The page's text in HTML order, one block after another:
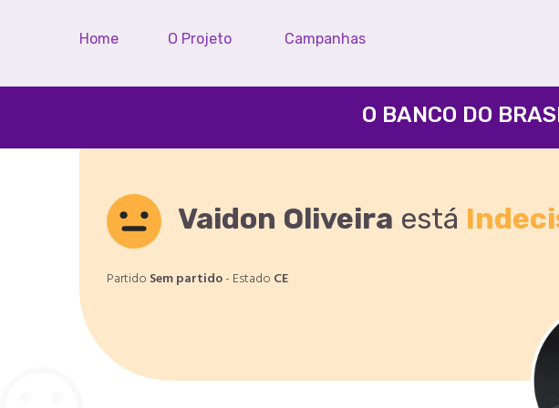
Home O Projeto Campanhas
O BANCO DO
Vaidon Oliveira está
Partido Sem partido- Estado CE